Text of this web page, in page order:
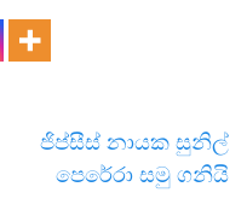
ජිප්සීස් නායක සුනිල්
පෙරේරා සමු ගනියි